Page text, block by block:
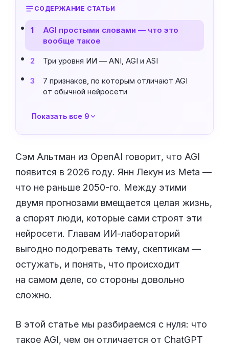
СОДЕРЖАНИЕ СТАТЬИ
1
AGI простыми словами — что это
вообще такое
2 Три уровня ИИ — ANI, AGI и ASI
3
7 признаков, по которым отличают AGI
от обычной нейросети
Показать все 9
Сэм Альтман из OpenAI говорит, что AGI
появится в 2026 году. Янн Лекун из Meta —
что не раньше 2050-го. Между этими
двумя прогнозами вмещается целая жизнь,
а спорят люди, которые сами строят эти
нейросети. Главам ИИ-лабораторий
выгодно подогревать тему, скептикам —
остужать, и понять, что происходит
на самом деле, со стороны довольно
сложно.
В этой статье мы разбираемся с нуля: что
такое AGI, чем он отличается от ChatGPT